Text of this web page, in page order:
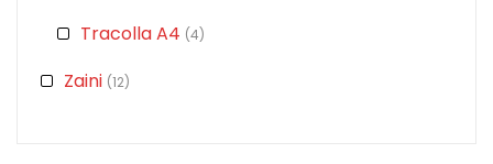
Tracolla A4 (4)
Zaini (12)